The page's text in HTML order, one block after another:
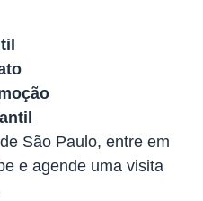
São Paulo, entre em
e agende uma visita